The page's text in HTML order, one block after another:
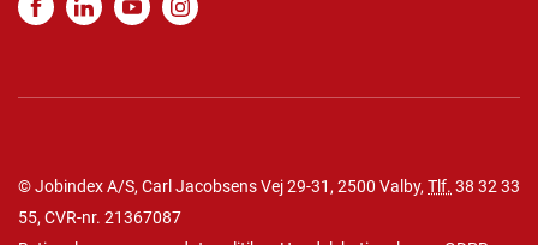
© Jobindex A/S, Carl Jacobsens Vej 29-31, 2500 Valby, Tlf. 38 32 33
55, CVR-nr. 21367087